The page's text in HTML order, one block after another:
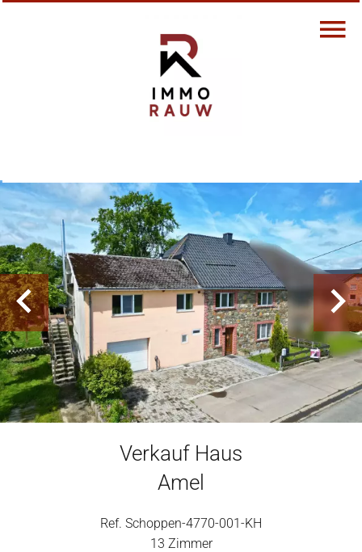
Verkauf Haus
Amel
Ref. Schoppen-4770-001-KH
13 Zimmer